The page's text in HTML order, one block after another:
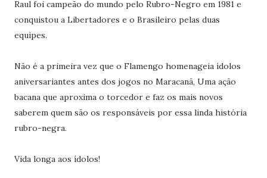
Raul foi campeão do mundo pelo Rubro-Negro em 1981 e
conquistou a Libertadores e o Brasileiro pelas duas
equipes.
Não é a primeira vez que o Flamengo homenageia ídolos
aniversariantes antes dos jogos no Maracanã, Uma ação
bacana que aproxima o torcedor e faz os mais novos
saberem quem são os responsáveis por essa linda história
rubro-negra.
Vida longa aos ídolos!